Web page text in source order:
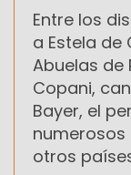
Entre los
a Estela de
Abuelas de
Copani,
Bayer, el
otros